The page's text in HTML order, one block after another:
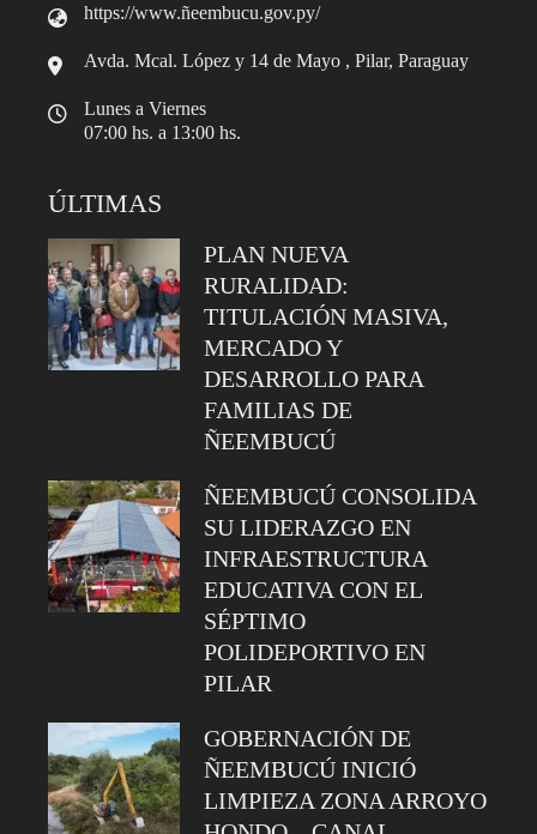
https://www.ñeembucu.gov.py/
Avda. Mcal. López y 14 de Mayo , Pilar, Paraguay
Lunes a Viernes
07:00 hs. a 13:00 hs.
ÚLTIMAS
PLAN NUEVA
RURALIDAD:
TITULACIÓN MASIVA,
MERCADO Y
DESARROLLO PARA
FAMILIAS DE
ÑEEMBUCÚ
ÑEEMBUCÚ CONSOLIDA
SU LIDERAZGO EN
INFRAESTRUCTURA
EDUCATIVA CON EL
SÉPTIMO
POLIDEPORTIVO EN
PILAR
GOBERNACIÓN DE
ÑEEMBUCÚ INICIÓ
LIMPIEZA ZONA ARROYO